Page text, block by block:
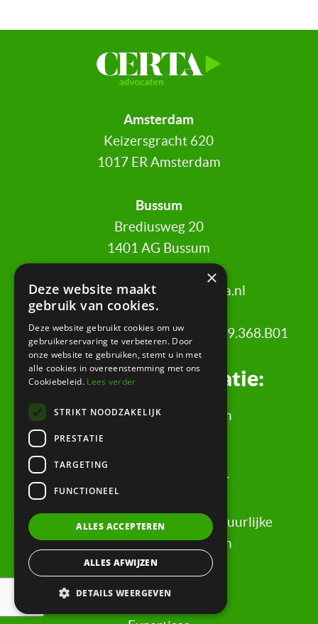
Amsterdam
Keizersgracht 620
1017 ER Amsterdam
Bussum
Brediusweg 20
1401 AG Bussum
020 521 6699 | info@certa.nl
KvK: 34342484 | BTW nr: 8208.79.368.B01
Juridische informatie:
Algemene Voorwaarden
Privacyverklaring
Rechtsgebiedenregister
Rechten & informatie voor natuurlijke
personen, wederpartijen
Snel naar:
×
Deze website maakt
gebruik van cookies.
Deze website gebruikt cookies om uw
gebruikerservaring te verbeteren. Door
onze website te gebruiken, stemt u in met
alle cookies in overeenstemming met ons
Cookiebeleid. Lees verder
STRIKT NOODZAKELIJK
PRESTATIE
TARGETING
FUNCTIONEEL
ALLES ACCEPTEREN
ALLES AFWIJZEN
DETAILS WEERGEVEN